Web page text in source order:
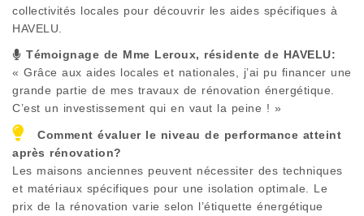
collectivités locales pour découvrir les aides spécifiques à
HAVELU
Témoignage de Mme Leroux, résidente de HAVELU:
« Grâce aux aides locales et nationales, j’ai pu financer une
grande partie de mes travaux de rénovation énergétique.
C’est un investissement qui en vaut la peine ! »
Comment évaluer le niveau de performance atteint
après rénovation?
Les maisons anciennes peuvent nécessiter des techniques
et matériaux spécifiques pour une isolation optimale. Le
prix de la rénovation varie selon l’étiquette énergétique